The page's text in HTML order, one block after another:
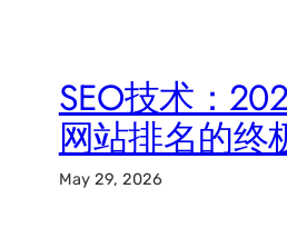
SEO技术：
网站排名的终
May 29, 2026